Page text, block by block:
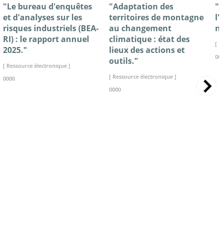
"Le bureau d'enquêtes
et d'analyses sur les
risques industriels (BEA-
RI) : le rapport annuel
2025."
[ Ressource électronique ]
0000
"Adaptation des
territoires de montagne
au changement
climatique : état des
lieux des actions et
outils."
[ Ressource électronique ]
0000
[